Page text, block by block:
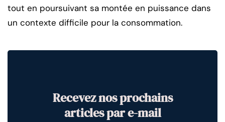
tout en poursuivant sa montée en puissance dans
un contexte difficile pour la consommation.
Recevez nos prochains
articles par e-mail